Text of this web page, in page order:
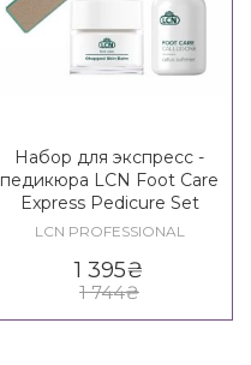
Набор для экспресс -
педикюра LCN Foot Care
Express Pedicure Set
LCN PROFESSIONAL
1 395₴
1 744₴